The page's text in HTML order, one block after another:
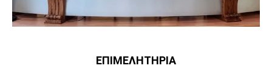
ΕΠΙΜΕΛΗΤΉΡΙΑ